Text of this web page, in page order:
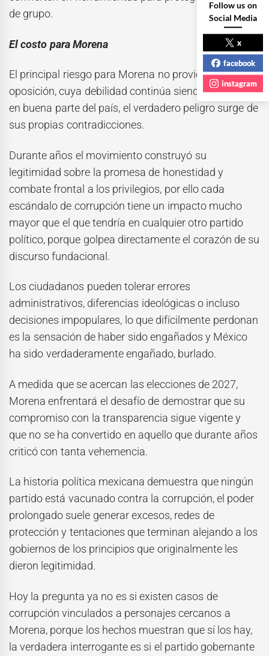
de grupo.
El costo para Morena
El principal riesgo para Morena no proviene de la
oposición, cuya debilidad continúa siendo evidente
en buena parte del país, el verdadero peligro surge de
sus propias contradicciones.
Durante años el movimiento construyó su
legitimidad sobre la promesa de honestidad y
combate frontal a los privilegios, por ello cada
escándalo de corrupción tiene un impacto mucho
mayor que el que tendría en cualquier otro partido
político, porque golpea directamente el corazón de su
discurso fundacional.
Los ciudadanos pueden tolerar errores
administrativos, diferencias ideológicas o incluso
decisiones impopulares, lo que difícilmente perdonan
es la sensación de haber sido engañados y México
ha sido verdaderamente engañado, burlado.
A medida que se acercan las elecciones de 2027,
Morena enfrentará el desafío de demostrar que su
compromiso con la transparencia sigue vigente y
que no se ha convertido en aquello que durante años
criticó con tanta vehemencia.
La historia política mexicana demuestra que ningún
partido está vacunado contra la corrupción, el poder
prolongado suele generar excesos, redes de
protección y tentaciones que terminan alejando a los
gobiernos de los principios que originalmente les
dieron legitimidad.
Hoy la pregunta ya no es si existen casos de
corrupción vinculados a personajes cercanos a
Morena, porque los hechos muestran que sí los hay,
la verdadera interrogante es si el partido gobernante
Follow us on
Social Media
x
facebook
instagram